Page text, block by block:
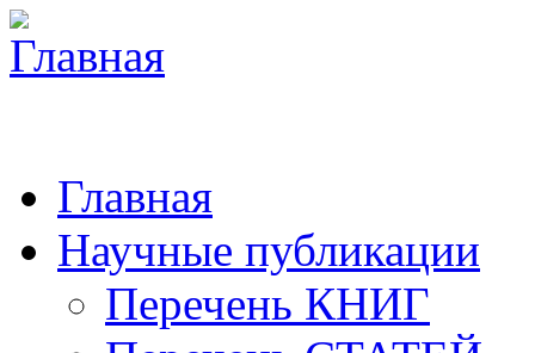
Главная
Научные публикации
Перечень КНИГ